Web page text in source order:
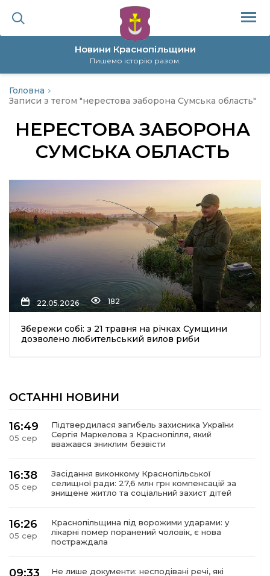
Новини Краснопільщини
Пишемо історію разом.
політика
Головна
Записи з тегом "нерестова заборона Сумська область"
НЕРЕСТОВА ЗАБОРОНА
СУМСЬКА ОБЛАСТЬ
22.05.2026 182
Збережи собі: з 21 травня на річках Сумщини
дозволено любительський вилов риби
ОСТАННІ НОВИНИ
16:49
05 сер
Підтвердилася загибель захисника України
Сергія Маркелова з Краснопілля, який
вважався зниклим безвісти
16:38
05 сер
Засідання виконкому Краснопільської
селищної ради: 27,6 млн грн компенсацій за
знищене житло та соціальний захист дітей
16:26
05 сер
Краснопільщина під ворожими ударами: у
лікарні помер поранений чоловік, є нова
постраждала
09:33
Не лише документи: несподівані речі, які